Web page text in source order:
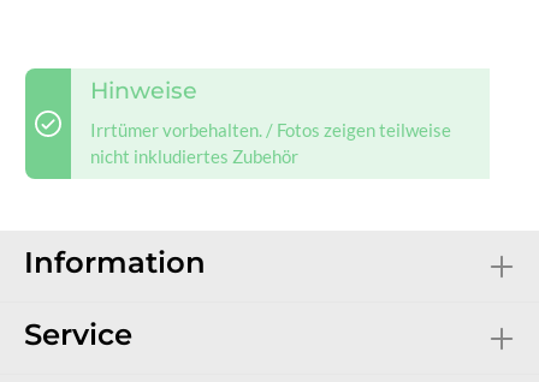
Hinweise
Irrtümer vorbehalten. / Fotos zeigen teilweise
nicht inkludiertes Zubehör
Information
Service